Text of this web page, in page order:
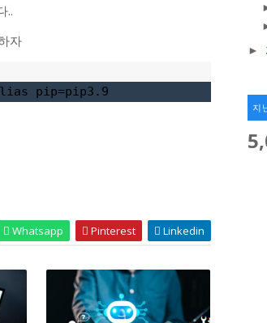
..
자
pip=pip3.9
Whatsapp Pinterest Linkedin
►
지